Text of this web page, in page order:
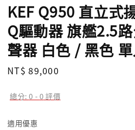
KEF Q950 直立式
Q驅動器 旗艦2.5
聲器 白色 / 黑色
Regular
NT$ 89,000
總分:0 -0評價
適用優惠